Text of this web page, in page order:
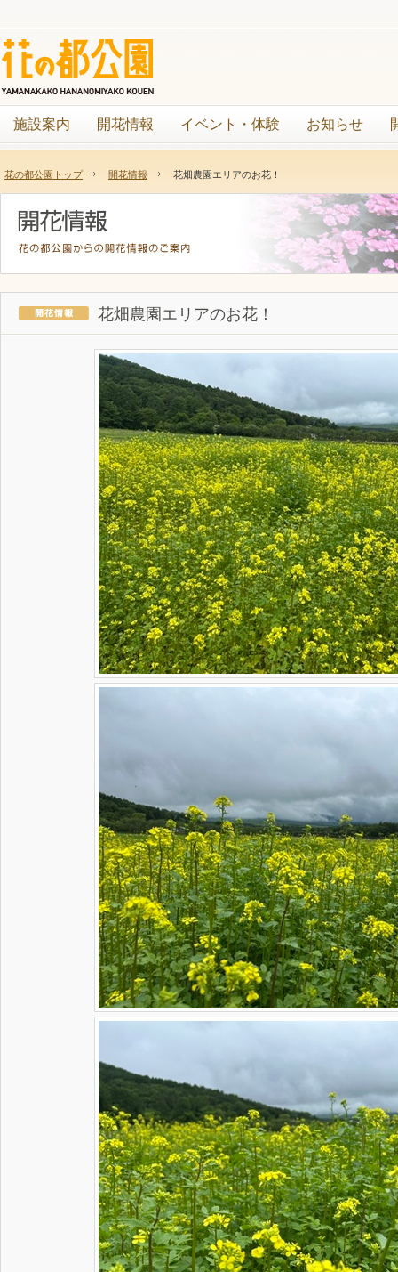
施設案内 開花情報 イベント・体験 お知らせ
花の都公園トップ 開花情報 花畑農園エリアのお花！
花畑農園エリアのお花！